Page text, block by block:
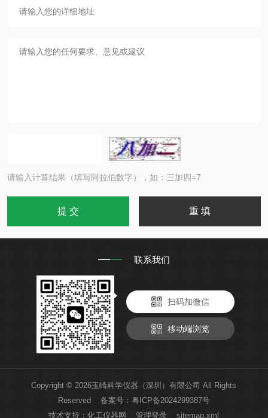
请输入计算结果（填写阿拉伯数字），如：三加四=7
联系我们
扫码加微信
移动端浏览
Copyright © 2026玉崎科学仪器（深圳）有限公司 All Rights
Reserved 备案号： 粤ICP备2024299387号
技术支持：化工仪器网 管理登录 sitemap.xml